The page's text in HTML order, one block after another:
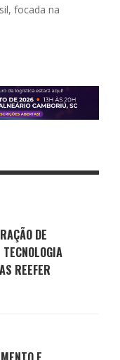
focada na
DE
REEFER